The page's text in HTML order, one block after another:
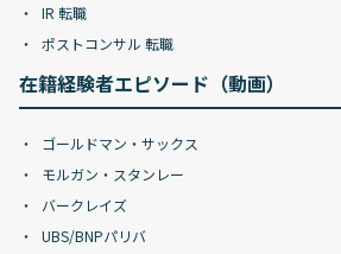
IR 転職
ポストコンサル 転職
在籍経験者エピソード（動画）
ゴールドマン・サックス
モルガン・スタンレー
バークレイズ
UBS/BNPパリバ